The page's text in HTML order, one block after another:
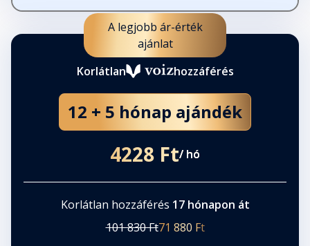
A legjobb ár-érték
ajánlat
Korlátlan
hozzáférés
12 + 5 hónap ajándék
4228 Ft/ hó
Korlátlan hozzáférés 17 hónapon át
101 830 Ft71 880 Ft